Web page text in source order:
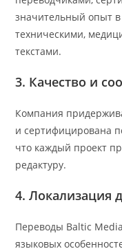
значительный опыт
техническими,
текстами.
3. Качество и
Компания
и сертифицирована
что каждый проект
редактуру.
4. Локализация
Переводы Baltic
языковых